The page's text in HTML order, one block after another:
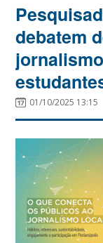
debatem
01/10/2025 13:15